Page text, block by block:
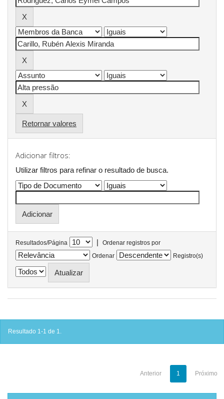
Retornar valores
Adicionar filtros:
Utilizar filtros para refinar o resultado de busca.
Resultados/Página |
Ordenar registros por
Ordenar
Registro(s)
Resultado 1-1 de 1.
Anterior 1 Próximo